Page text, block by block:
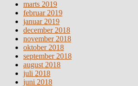
marts 2019
februar 2019
januar 2019
december 2018
november 2018
oktober 2018
september 2018
august 2018
juli 2018
juni 2018